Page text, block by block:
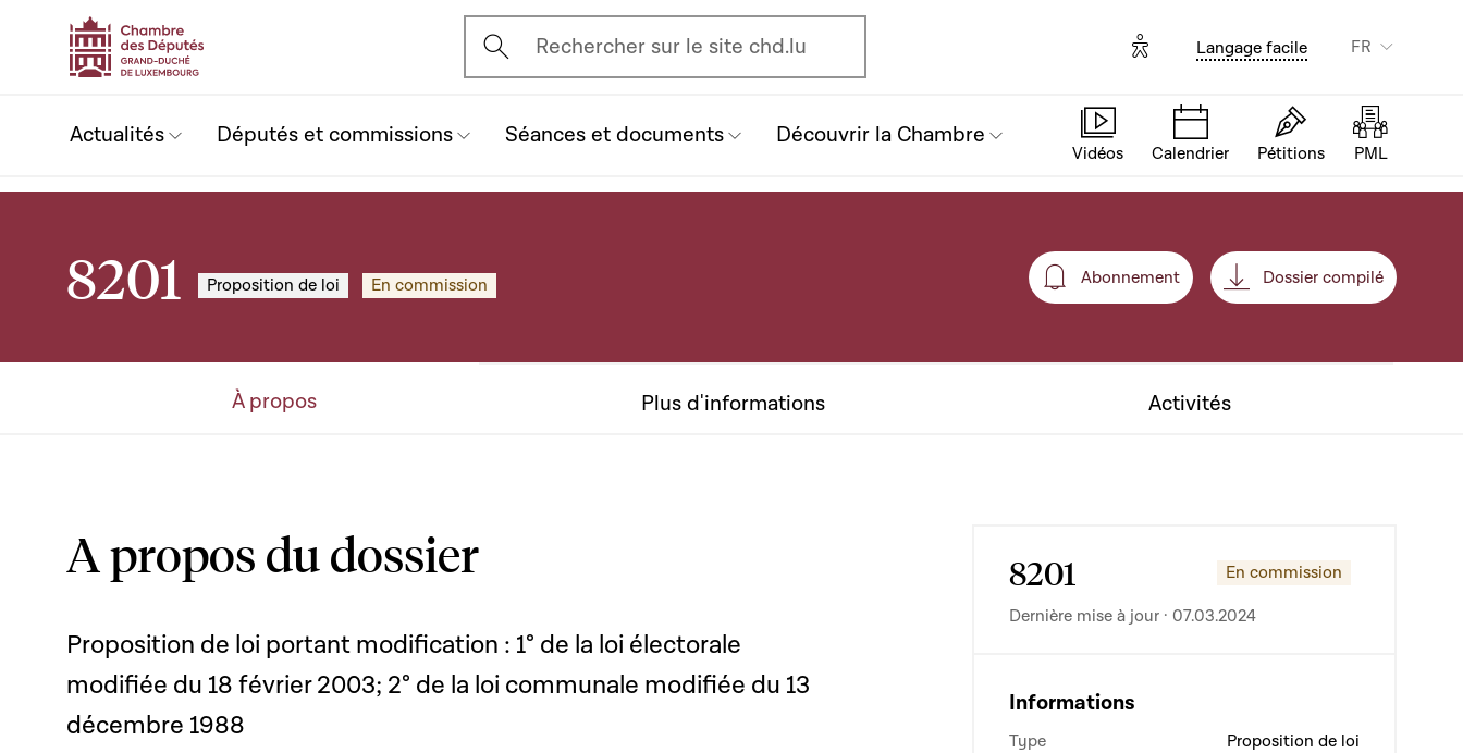
Ouvrir l'écran de recherche
Rechercher sur le site chd.lu Options d'accessibilité
Langage facile FR
Actualités Députés et commissions Séances et documents Découvrir la Chambre
Vidéos Calendrier Pétitions PML
8201 Proposition de loi En commission Abonnement
Abonnement Dossier compilé
À propos Plus d'informations Activités
A propos du dossier
Proposition de loi portant modification : 1° de la loi électorale
modifiée du 18 février 2003; 2° de la loi communale modifiée du 13
décembre 1988
8201 En commission
Dernière mise à jour · 07.03.2024
Informations
Type Proposition de loi